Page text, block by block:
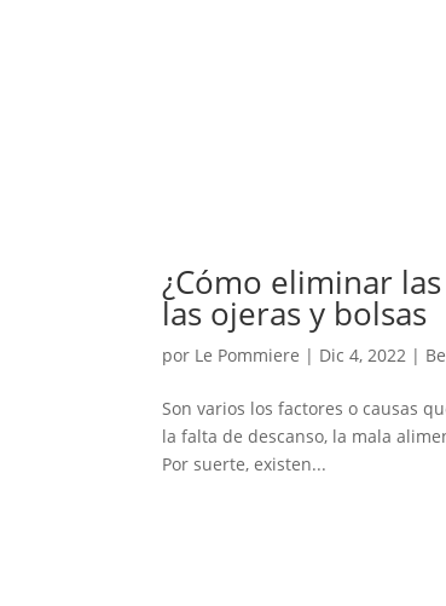
¿Cómo eliminar
las ojeras y bolsas
por Le Pommiere | Dic 4, 2022 |
Son varios los factores o causas
la falta de descanso, la mala
Por suerte, existen...